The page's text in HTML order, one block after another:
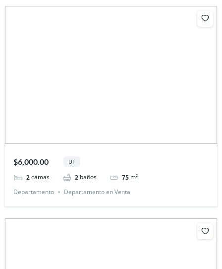
$6,000.00 UF
2camas 2 baños 75 m²
Departamento
Departamento en Venta